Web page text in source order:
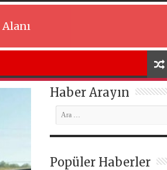
Haber Arayın
Popüler Haberler